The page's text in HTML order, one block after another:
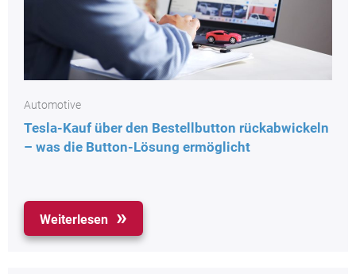
Automotive
Tesla-Kauf über den Bestellbutton rückabwickeln
– was die Button-Lösung ermöglicht
Weiterlesen